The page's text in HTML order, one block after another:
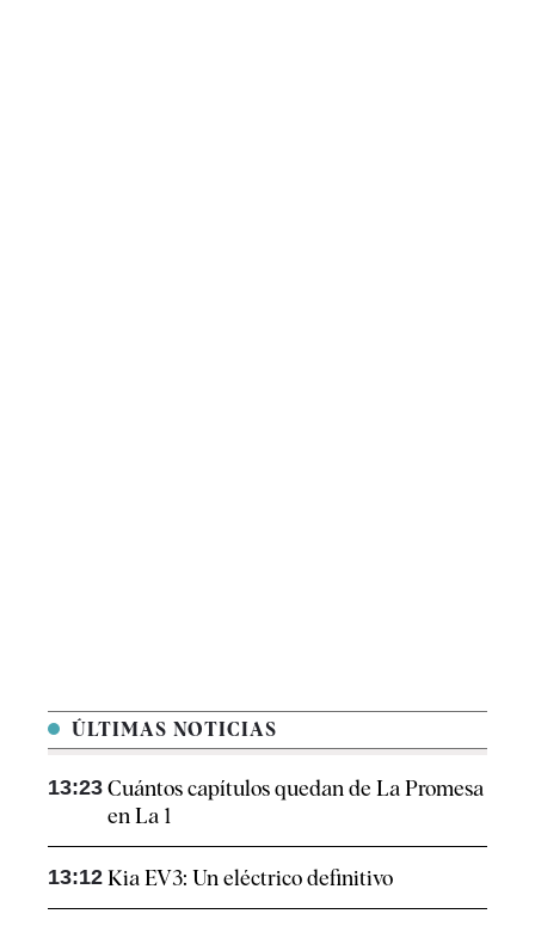
ÚLTIMAS NOTICIAS
13:23 Cuántos capítulos quedan de La Promesa
en La 1
13:12 Kia EV3: Un eléctrico definitivo